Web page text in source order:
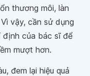
thương môi, làn
vậy, cần sử dụng
định của bác sĩ để
mượt hơn.
đem lại hiệu quả